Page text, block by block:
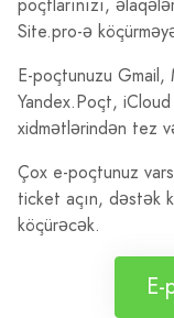
Site.pro-ə
E-poçtunuzu
Yandex.Poçt,
xidmətlərindən tez
Çox e-poçtunuz
ticket açın, dəstək
köçürəcək.
E-